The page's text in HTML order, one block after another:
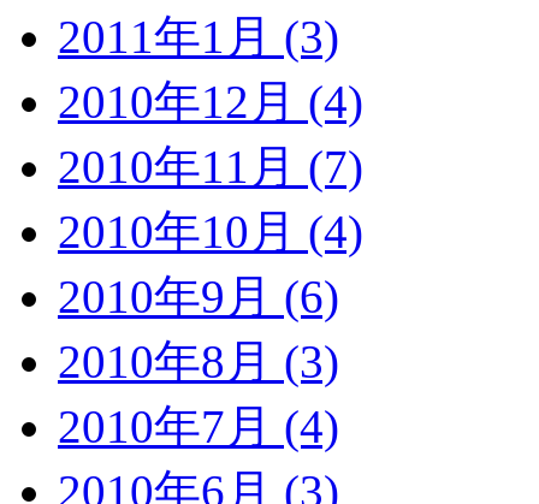
2011年1月 (3)
2010年12月 (4)
2010年11月 (7)
2010年10月 (4)
2010年9月 (6)
2010年8月 (3)
2010年7月 (4)
2010年6月 (3)